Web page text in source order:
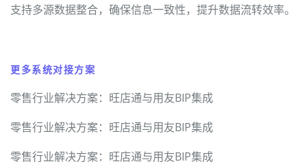
支持多源数据整合，确保信息一致性，提升数据流转效率。
更多系统对接方案
零售行业解决方案：旺店通与用友BIP集成
零售行业解决方案：旺店通与用友BIP集成
零售行业解决方案：旺店通与用友BIP集成